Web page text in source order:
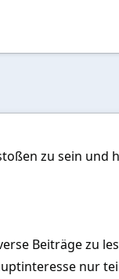
zu sein und
Beiträge zu
nur